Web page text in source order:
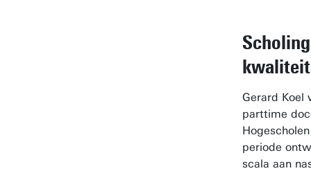
Gerard Koel
parttime
periode
scala aan